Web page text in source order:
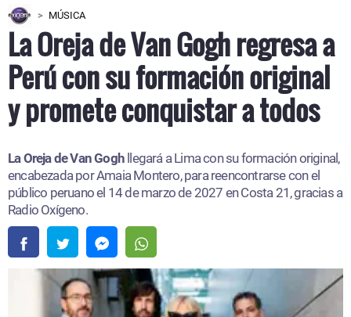
MÚSICA
La Oreja de Van Gogh regresa a
Perú con su formación original
y promete conquistar a todos
La Oreja de Van Gogh llegará a Lima con su formación original,
encabezada por Amaia Montero, para reencontrarse con el
público peruano el 14 de marzo de 2027 en Costa 21, gracias a
Radio Oxígeno.